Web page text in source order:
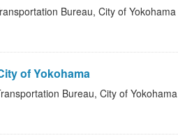
Bureau, City of Yokohama
of Yokohama
Bureau, City of Yokohama